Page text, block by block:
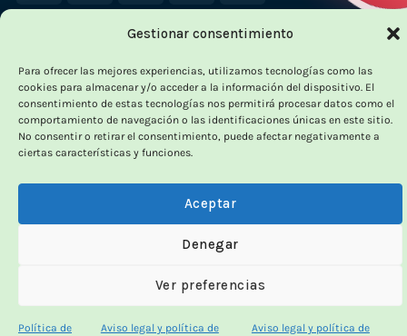
Gestionar consentimiento
Para ofrecer las mejores experiencias, utilizamos tecnologías como las
cookies para almacenar y/o acceder a la información del dispositivo. El
consentimiento de estas tecnologías nos permitirá procesar datos como el
comportamiento de navegación o las identificaciones únicas en este sitio.
No consentir o retirar el consentimiento, puede afectar negativamente a
ciertas características y funciones.
Aceptar
Denegar
Ver preferencias
Política de Aviso legal y política de Aviso legal y política de
On
Delivery
×
OUTLET VORPC
Calidad probada,
precios imbatibles
100% funcionalesy con
bajo!